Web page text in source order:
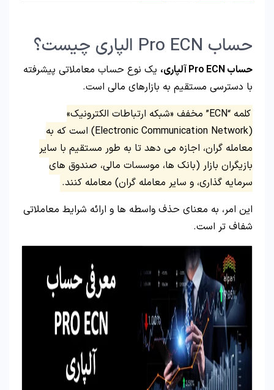
حساب Pro ECN الپاری چیست؟
حساب آلپاری، یک نوع حساب معاملاتی پیشرفته
با دسترسی مستقیم به بازارهای مالی است.
کلمه “ECN” مخفف «شبکه ارتباطات الکترونیک»
(Electronic Communication Network) است که به
معامله ‌گران، اجازه می ‌دهد تا به طور مستقیم با سایر
بازیگران بازار (بانک ‌ها، موسسات مالی، صندوق ‌های
سرمایه ‌گذاری، و سایر معامله ‌گران) معامله کنند.
این امر، به معنای حذف واسطه‌ ها و ارائه شرایط معاملاتی
شفاف‌ تر است.